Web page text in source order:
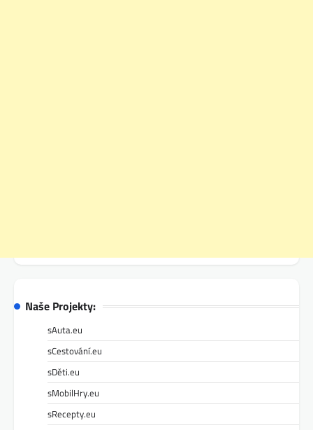
Naše Projekty:
sAuta.eu
sCestování.eu
sDěti.eu
sMobilHry.eu
sRecepty.eu